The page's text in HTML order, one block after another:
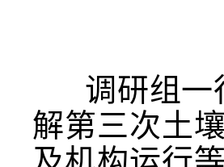
调研组一
解第三次土